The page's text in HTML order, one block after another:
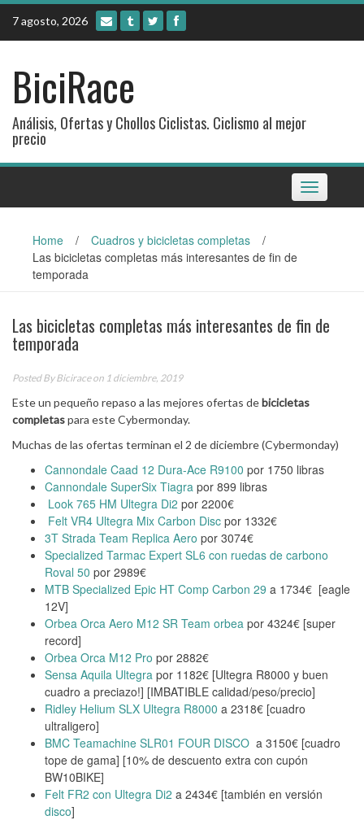
Skip
content
7 agosto, 2026
BiciRace
Análisis, Ofertas y Chollos Ciclistas. Ciclismo al mejor
precio
Toggle
navigation
Home / Cuadros y bicicletas completas
/
Las bicicletas completas más interesantes de fin de
temporada
Las bicicletas completas más interesantes de fin de
temporada
Posted ByBiciraceon 1 diciembre, 2019
Este un pequeño repaso a las mejores ofertas debicicletas
completaspara este Cybermonday.
Muchas de las ofertas terminan el 2 de diciembre (Cybermonday)
Cannondale Caad 12 Dura-Ace R9100 por 1750 libras
Cannondale SuperSix Tiagra por 899 libras
Look 765 HM Ultegra Di2 por 2200€
Felt VR4 Ultegra Mix Carbon Disc por 1332€
3T Strada Team Replica Aero por 3074€
Specialized Tarmac Expert SL6 con ruedas de carbono
Roval 50 por 2989€
MTB Specialized Epic HT Comp Carbon 29 a 1734€ [eagle
12V]
Orbea Orca Aero M12 SR Team orbea por 4324€ [super
record]
Orbea Orca M12 Pro por 2882€
Sensa Aquila Ultegra por 1182€ [Ultegra R8000 y buen
cuadro a preciazo!] [IMBATIBLE calidad/peso/precio]
Ridley Helium SLX Ultegra R8000 a 2318€ [cuadro
ultraligero]
BMC Teamachine SLR01 FOUR DISCO a 3150€ [cuadro
tope de gama] [10% de descuento extra con cupón
BW10BIKE]
Felt FR2 con Ultegra Di2 a 2434€ [también en versión
disco]